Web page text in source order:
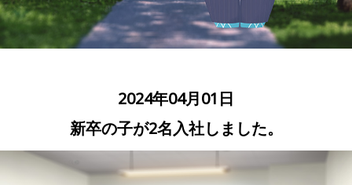
2024年04月01日
新卒の子が2名入社しました。